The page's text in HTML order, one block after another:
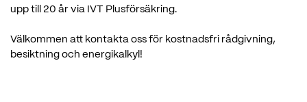
upp till 20 år via IVT Plusförsäkring.
Välkommen att kontakta oss för kostnadsfri rådgivning,
besiktning och energikalkyl!